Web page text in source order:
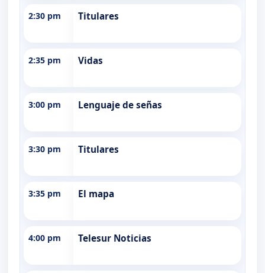
2:30 pm Titulares
2:35 pm Vidas
3:00 pm Lenguaje de señas
3:30 pm Titulares
3:35 pm El mapa
4:00 pm Telesur Noticias